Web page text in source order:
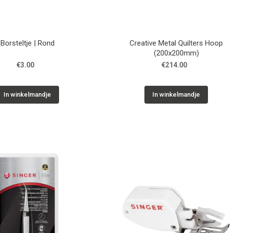
Borsteltje | Rond
€3.00
In winkelmandje
Creative Metal Quilters Hoop
(200x200mm)
€214.00
In winkelmandje